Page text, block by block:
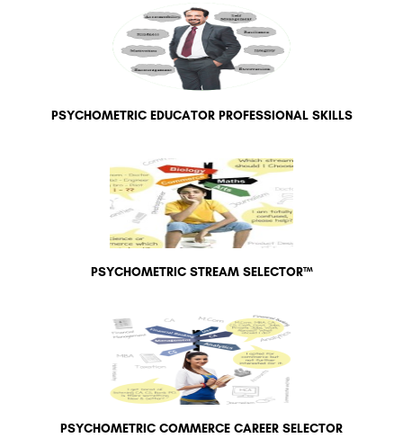
PSYCHOMETRIC EDUCATOR PROFESSIONAL SKILLS
PSYCHOMETRIC STREAM SELECTOR™
PSYCHOMETRIC COMMERCE CAREER SELECTOR